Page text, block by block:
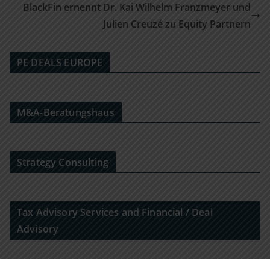
BlackFin ernennt Dr. Kai Wilhelm Franzmeyer und
Julien Creuzé zu Equity Partnern
PE DEALS EUROPE
M&A-Beratungshaus
Strategy Consulting
Tax Advisory Services and Financial / Deal
Advisory